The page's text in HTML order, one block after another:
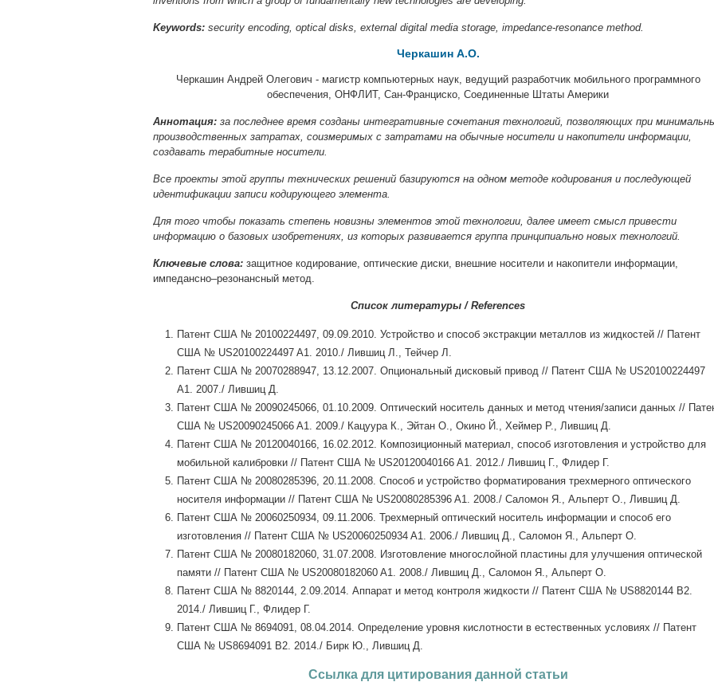
Keywords: security encoding, optical disks, external digital media storage, impedance-resonance method.
Черкашин А.О.
Черкашин Андрей Олегович - магистр компьютерных наук, ведущий разработчик мобильного программного
обеспечения, ОНФЛИТ, Сан-Франциско, Соединенные Штаты Америки
Аннотация: за последнее время созданы интегративные сочетания технологий, позволяющих при
производственных затратах, соизмеримых с затратами на обычные носители и накопители информации,
создавать терабитные носители.
Все проекты этой группы технических решений базируются на одном методе кодирования и последующей
идентификации записи кодирующего элемента.
Для того чтобы показать степень новизны элементов этой технологии, далее имеет смысл привести
информацию о базовых изобретениях, из которых развивается группа принципиально новых технологий.
Ключевые слова: защитное кодирование, оптические диски, внешние носители и накопители информации,
импедансно–резонансный метод.
Список литературы / References
Патент США № 20100224497, 09.09.2010. Устройство и способ экстракции металлов из жидкостей // Патент
США № US20100224497 A1. 2010./ Лившиц Л., Тейчер Л.
Патент США № 20070288947, 13.12.2007. Опциональный дисковый привод // Патент США № US20100224497
A1. 2007./ Лившиц Д.
Патент США № 20090245066, 01.10.2009. Оптический носитель данных и метод чтения/записи данных //
США № US20090245066 A1. 2009./ Кацуура К., Эйтан О., Окино Й., Хеймер Р., Лившиц Д.
Патент США № 20120040166, 16.02.2012. Композиционный материал, способ изготовления и устройство для
мобильной калибровки // Патент США № US20120040166 A1. 2012./ Лившиц Г., Флидер Г.
Патент США № 20080285396, 20.11.2008. Способ и устройство форматирования трехмерного оптического
носителя информации // Патент США № US20080285396 A1. 2008./ Саломон Я., Альперт О., Лившиц Д.
Патент США № 20060250934, 09.11.2006. Трехмерный оптический носитель информации и способ его
изготовления // Патент США № US20060250934 A1. 2006./ Лившиц Д., Саломон Я., Альперт О.
Патент США № 20080182060, 31.07.2008. Изготовление многослойной пластины для улучшения оптической
памяти // Патент США № US20080182060 A1. 2008./ Лившиц Д., Саломон Я., Альперт О.
Патент США № 8820144, 2.09.2014. Аппарат и метод контроля жидкости // Патент США № US8820144 B2.
2014./ Лившиц Г., Флидер Г.
Патент США № 8694091, 08.04.2014. Определение уровня кислотности в естественных условиях // Патент
США № US8694091 B2. 2014./ Бирк Ю., Лившиц Д.
Ссылка для цитирования данной статьи